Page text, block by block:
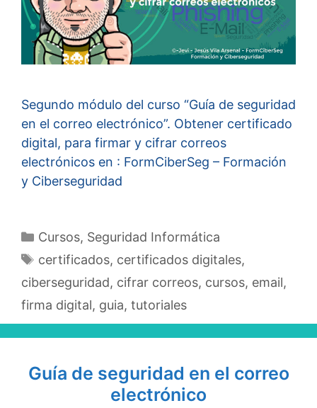
Segundo módulo del curso “Guía de seguridad
en el correo electrónico”. Obtener certificado
digital, para firmar y cifrar correos
electrónicos en : FormCiberSeg – Formación
y Ciberseguridad
Categorías
Cursos, Seguridad Informática
Etiquetas
certificados, certificados digitales,
ciberseguridad, cifrar correos, cursos, email,
firma digital, guia, tutoriales
Guía de seguridad en el correo
electrónico